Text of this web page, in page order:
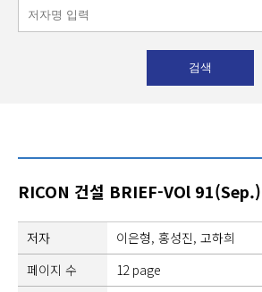
RICON 건설 BRIEF-VOl 91(Sep.)
저자
이은형, 홍성진, 고하희
페이지 수
12 page